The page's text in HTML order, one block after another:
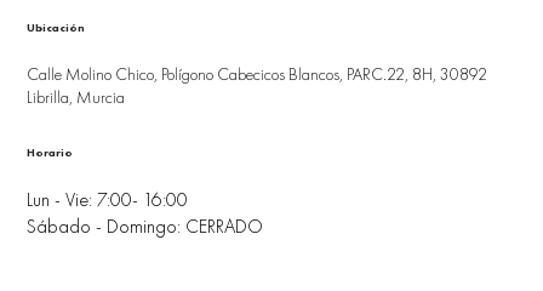
Ubicación
Calle Molino Chico, Polígono Cabecicos Blancos, PARC.22, 8H, 30892
Librilla, Murcia
Lun - Vie: 7:00- 16:00
Sábado - Domingo: CERRADO
Horario